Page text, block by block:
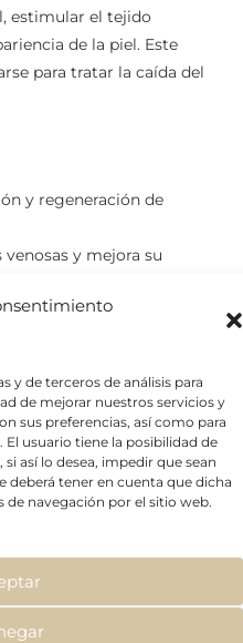
y de terceros de análisis para
de mejorar nuestros servicios y
sus preferencias, así como para
usuario tiene la posibilidad de
así lo desea, impedir que sean
deberá tener en cuenta que dicha
navegación por el sitio web.
estimular el tejido
de la piel. Este
para tratar la caída del
y regeneración de
y mejora su
contribuyendo a una